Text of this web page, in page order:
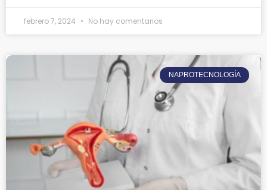
febrero 7, 2024 No hay comentarios
NAPROTECNOLOGÍA